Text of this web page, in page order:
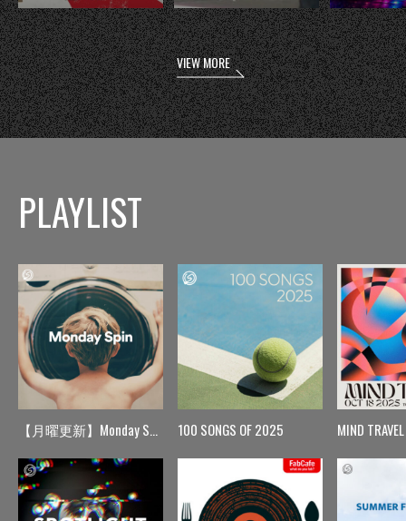
VIEW MORE
PLAYLIST
【月曜更新】Monday Spin 100 SONGS OF 2025 MIND TRAVEL